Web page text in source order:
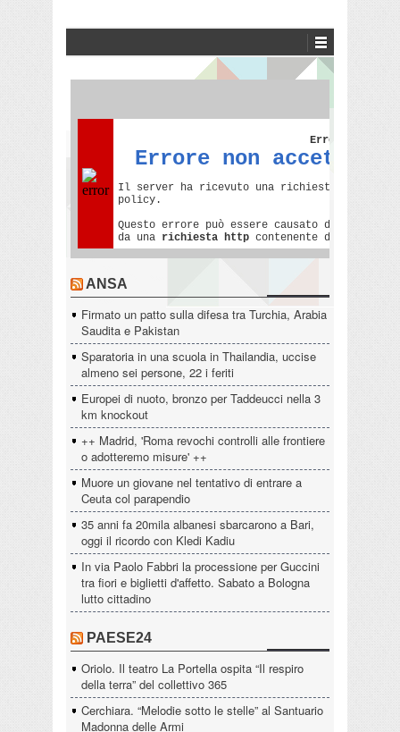
ANSA
Firmato un patto sulla difesa tra Turchia, Arabia
Saudita e Pakistan
Sparatoria in una scuola in Thailandia, uccise
almeno sei persone, 22 i feriti
Europei di nuoto, bronzo per Taddeucci nella 3
km knockout
++ Madrid, 'Roma revochi controlli alle frontiere
o adotteremo misure' ++
Muore un giovane nel tentativo di entrare a
Ceuta col parapendio
35 anni fa 20mila albanesi sbarcarono a Bari,
oggi il ricordo con Kledi Kadiu
In via Paolo Fabbri la processione per Guccini
tra fiori e biglietti d'affetto. Sabato a Bologna
lutto cittadino
PAESE24
Oriolo. Il teatro La Portella ospita “Il respiro
della terra” del collettivo 365
Cerchiara. “Melodie sotto le stelle” al Santuario
Madonna delle Armi